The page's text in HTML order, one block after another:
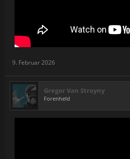
9. Februar 2026
Gregor Van Stroyny
Forenheld